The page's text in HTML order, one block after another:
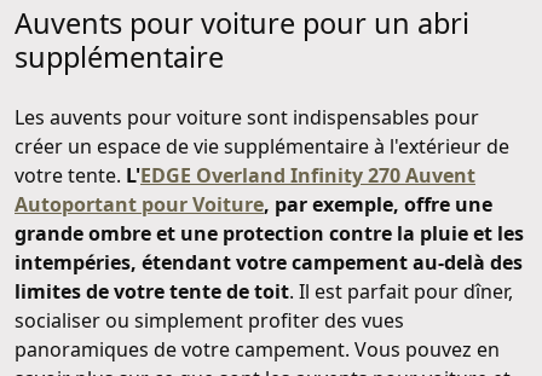
Auvents pour voiture pour un abri
supplémentaire
Les auvents pour voiture sont indispensables pour
créer un espace de vie supplémentaire à l'extérieur de
votre tente. L'EDGE Overland Infinity 270 Auvent
Autoportant pour Voiture, par exemple, offre une
grande ombre et une protection contre la pluie et les
intempéries, étendant votre campement au-delà des
limites de votre tente de toit. Il est parfait pour dîner,
socialiser ou simplement profiter des vues
panoramiques de votre campement. Vous pouvez en